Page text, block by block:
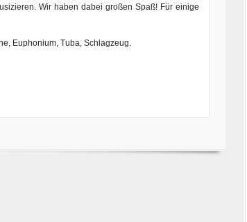
Wir haben dabei großen Spaß! Für einige
Euphonium, Tuba, Schlagzeug.